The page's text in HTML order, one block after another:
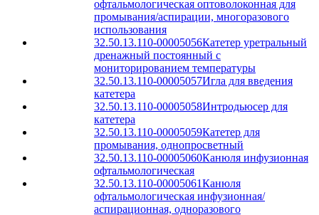
офтальмологическая оптоволоконная для
промывания/аспирации, многоразового
использования
32.50.13.110-00005056Катетер уретральный
дренажный постоянный с
мониторированием температуры
32.50.13.110-00005057Игла для введения
катетера
32.50.13.110-00005058Интродьюсер для
катетера
32.50.13.110-00005059Катетер для
промывания, однопросветный
32.50.13.110-00005060Канюля инфузионная
офтальмологическая
32.50.13.110-00005061Канюля
офтальмологическая инфузионная/
аспирационная, одноразового